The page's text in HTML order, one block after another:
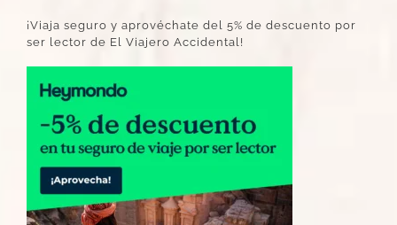
¡Viaja seguro y aprovéchate del 5% de descuento por
ser lector de El Viajero Accidental!